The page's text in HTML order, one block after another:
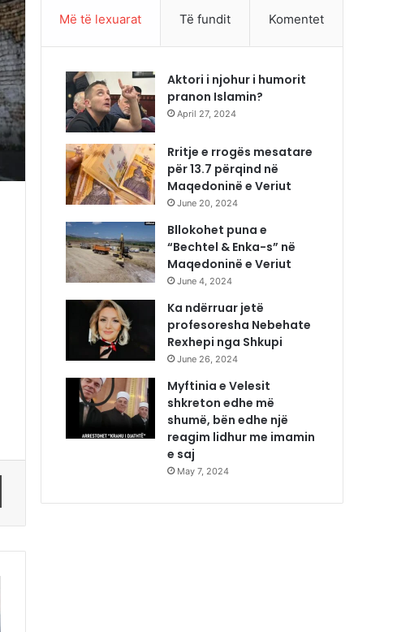
Më të lexuarat Të fundit Komentet
Aktori i njohur i humorit
pranon Islamin?
April 27, 2024
Rritje e rrogës mesatare
për 13.7 përqind në
Maqedoninë e Veriut
June 20, 2024
Bllokohet puna e
“Bechtel & Enka-s” në
Maqedoninë e Veriut
June 4, 2024
Ka ndërruar jetë
profesoresha Nebehate
Rexhepi nga Shkupi
June 26, 2024
Myftinia e Velesit
shkreton edhe më
shumë, bën edhe një
reagim lidhur me imamin
e saj
May 7, 2024